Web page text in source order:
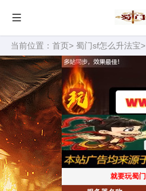
当前位置： 首页> 蜀门sf怎么升法宝>